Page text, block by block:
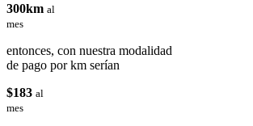
300km al
mes
entonces, con nuestra modalidad
de pago por km serían
$183 al
mes